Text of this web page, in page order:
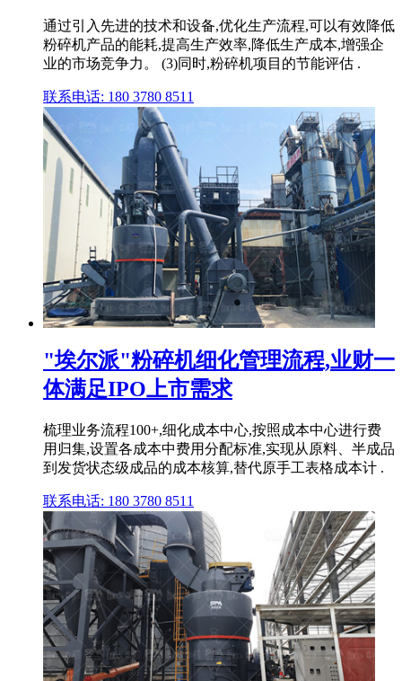
通过引入先进的技术和设备,优化生产流程,可以有效降低
粉碎机产品的能耗,提高生产效率,降低生产成本,增强企
业的市场竞争力。 (3)同时,粉碎机项目的节能评估 .
联系电话: 180 3780 8511
"埃尔派"粉碎机细化管理流程,业财一
体满足IPO上市需求
梳理业务流程100+,细化成本中心,按照成本中心进行费
用归集,设置各成本中费用分配标准,实现从原料、半成品
到发货状态级成品的成本核算,替代原手工表格成本计 .
联系电话: 180 3780 8511